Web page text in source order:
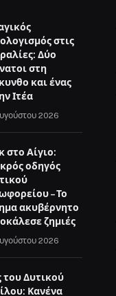
στις
Δύο
στη
και ένας
Ιτέα
2026
στο Αίγιο:
οδηγός
– Το
ακυβέρνητο
ζημιές
2026
του Δυτικού
Κανένα